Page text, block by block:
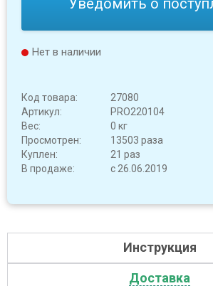
Уведомить о
Нет в наличии
Код товара:
27080
Артикул:
PRO220104
Вес:
0 кг
Просмотрен:
13503 раза
Куплен:
21 раз
В продаже:
с 26.06.2019
Инструкция
Доставка